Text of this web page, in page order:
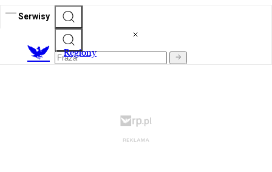
Serwisy
Regiony